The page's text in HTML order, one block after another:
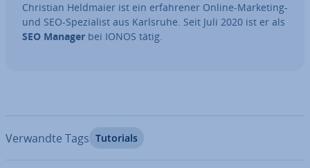
Christian Heldmaier ist ein er­fah­re­ner Online-Marketing-
und SEO-Spe­zia­list aus Karlsruhe. Seit Juli 2020 ist er als
SEO Manager bei IONOS tätig.
Verwandte Tags Tutorials